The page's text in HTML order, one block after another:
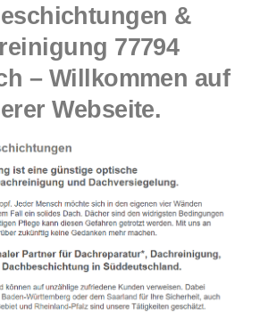
&
77794
– Willkommen auf
Webseite.